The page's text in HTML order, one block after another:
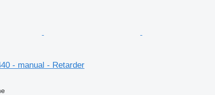
- manual - Retarder